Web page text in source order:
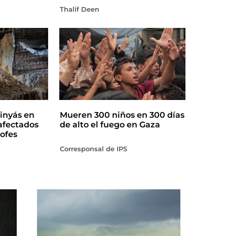
Thalif Deen
en
Mueren 300 niños en 300 días
de alto el fuego en Gaza
Corresponsal de IPS